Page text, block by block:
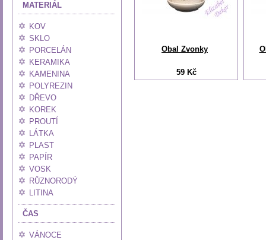
MATERIÁL
KOV
SKLO
PORCELÁN
KERAMIKA
KAMENINA
POLYREZIN
DŘEVO
KOREK
PROUTÍ
LÁTKA
PLAST
PAPÍR
VOSK
RŮZNORODÝ
LITINA
ČAS
VÁNOCE
Obal Zvonky
59 Kč